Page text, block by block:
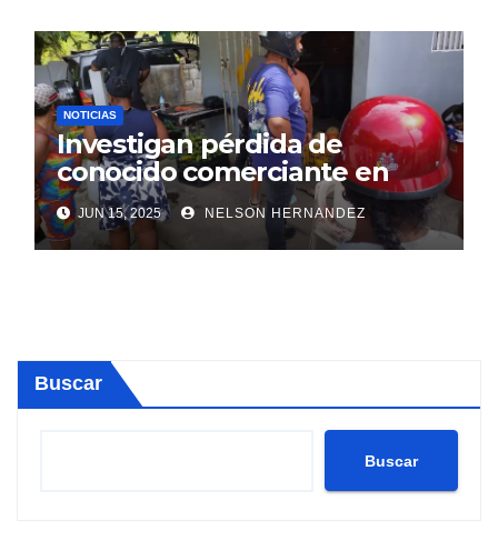
NOTICIAS
Investigan pérdida de
conocido comerciante en
Sosúa
JUN 15, 2025 NELSON HERNANDEZ
Buscar
Buscar